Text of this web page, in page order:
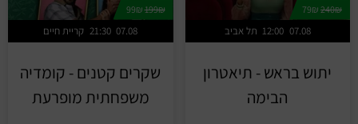
240₪
תל אביב 12:00 07.08
יתוש בראש - תיאטרון
הבימה
199₪
99₪
קריית חיים 21:30 07.08
שקרים קטנים - קומדיה
משפחתית מופרעת